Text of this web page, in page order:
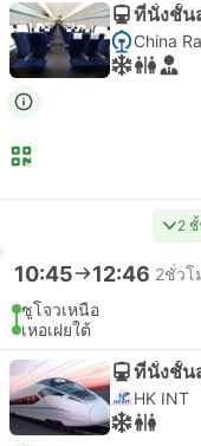
ที่นั่งชั้น
China
2 ชั้
10:45 12:46 2ชั่วโ
ซูโจวเหนือ
เหอเฝยใต้
ที่นั่งชั้น
HK INT